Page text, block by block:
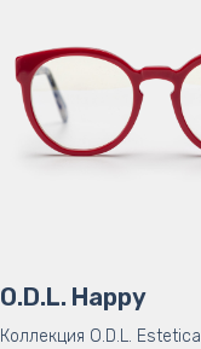
O.D.L. Happy
Коллекция O.D.L. Estetica